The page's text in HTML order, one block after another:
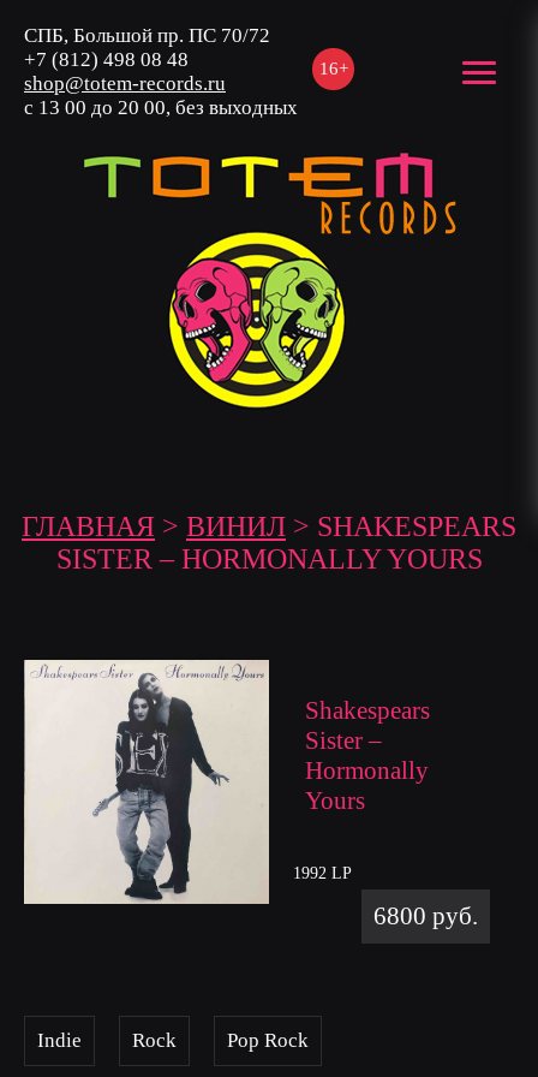
16+
СПБ, Большой пр. ПС 70/72
+7 (812) 498 08 48
shop@totem-records.ru
с 13 00 до 20 00, без выходных
ГЛАВНАЯ > ВИНИЛ > SHAKESPEARS
SISTER ‎– HORMONALLY YOURS
Shakespears
Sister ‎–
Hormonally
Yours
1992 LP
6800 руб.
Indie Rock Pop Rock